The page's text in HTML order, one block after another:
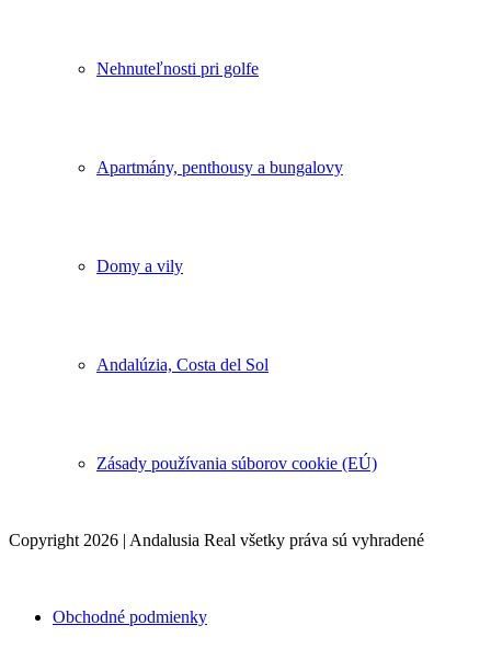
Nehnuteľnosti pri golfe
Apartmány, penthousy a bungalovy
Domy a vily
Andalúzia, Costa del Sol
Zásady používania súborov cookie (EÚ)
Copyright 2026 | Andalusia Real všetky práva sú vyhradené
Obchodné podmienky